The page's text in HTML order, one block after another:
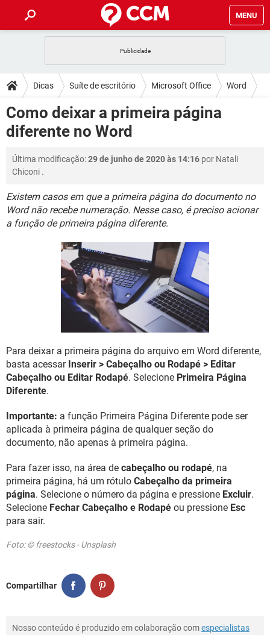
MENU
CELULAR FACEBOOK
OUTLOOK EXCEL
INSTAGRAM
DICAS
JOGOS
CELULAR FACEBOOK
INSTAGRAM GMAIL
DOWNLOADS
JOGOS
OUTLOOK
INSTAGRAM GMAIL
GUIA DE COMPRAS
FÓRUM
JOGOS WHATSAPP
OUTLOOK EXCEL
INSTAGRAM GMAIL
GUIA DE COMPRAS
GLOSSÁRIO
JOGOS WHATSAPP
CELULAR FACEBOOK
GMAIL
GUIA DE COMPRAS
Dicas Suíte de escritório Microsoft Office Word
Como deixar a primeira página
diferente no Word
Última modificação:29 de junho de 2020 às 14:16 por Natali
Chiconi .
Existem casos em que a primeira página do documento no
Word não recebe numeração. Nesse caso, é preciso acionar
a função de primeira página diferente.
Para deixar a primeira página do arquivo em Word diferente,
basta acessar Inserir > Cabeçalho ou Rodapé > Editar
Cabeçalho ou Editar Rodapé. Selecione Primeira Página
Diferente.
Importante: a função Primeira Página Diferente pode ser
aplicada à primeira página de qualquer seção do
documento, não apenas à primeira página.
Para fazer isso, na área de cabeçalho ou rodapé, na
primeira página, há um rótulo Cabeçalho da primeira
página. Selecione o número da página e pressione Excluir.
Selecione Fechar Cabeçalho e Rodapé ou pressione Esc
para sair.
Foto: © freestocks - Unsplash
Compartilhar
Nosso conteúdo é produzido em colaboração comespecialistas